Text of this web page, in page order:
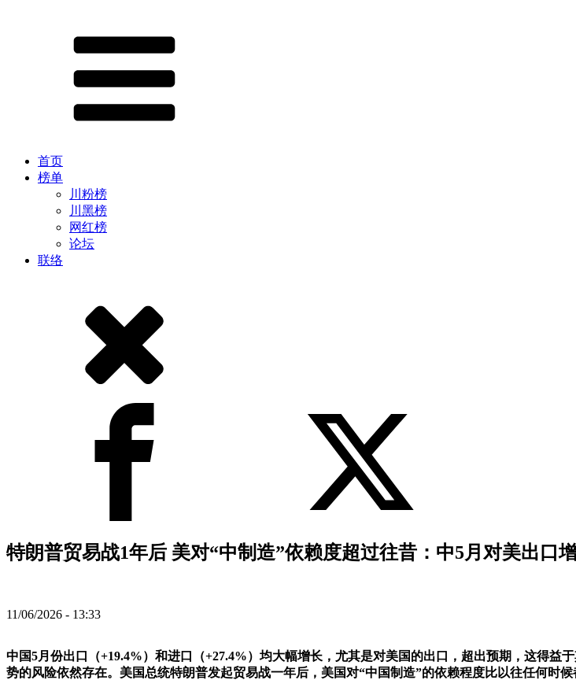
首页
榜单
川粉榜
川黑榜
网红榜
论坛
联络
特朗普贸易战1年后 美对“中制造”依赖度超过往昔：中5月对美出口
11/06/2026 - 13:33
中国5月份出口（+19.4%）和进口（+27.4%）均大幅增长，尤其是对美国的出口，超出预期，这得
势的风险依然存在。美国总统特朗普发起贸易战一年后，美国对“中国制造”的依赖程度比以往任何时